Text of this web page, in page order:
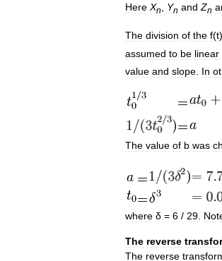
Here Xn Yn and Zn
The division of the f(t)
assumed to be linear
value and slope In
The value of b was
where δ = 6 / 29
The reverse
The reverse